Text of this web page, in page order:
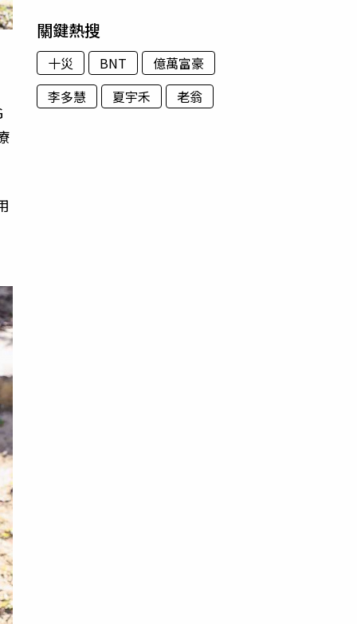
關鍵熱搜
十災 BNT
億萬富豪
李多慧
夏宇禾 老翁